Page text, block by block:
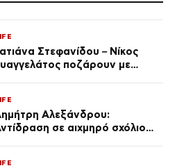
Στεφανίδου – Νίκος
ποζάρουν με
Αλεξάνδρου:
σε αιχμηρό σχόλιο